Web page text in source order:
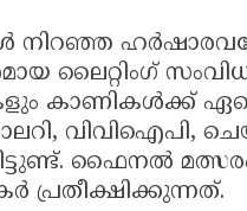
നിറഞ്ഞ
ലൈറ്റിംഗ്
കാണികൾക്ക്
വിവിഐപി,
ഫൈനൽ
പ്രതീക്ഷിക്കുന്നത്.